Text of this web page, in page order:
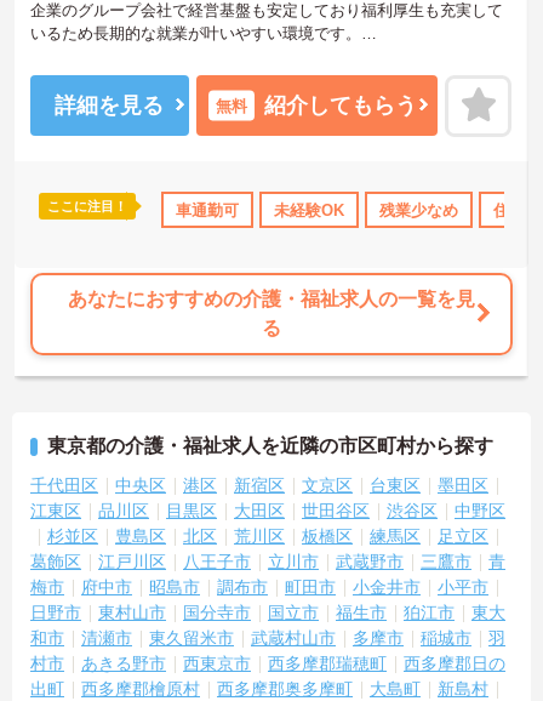
格OK ブランクOK 資格取得サポート 研修制度あり 交通
企業のグループ会社で経営基盤も安定しており福利厚生も充実して
いるため長期的な就業が叶いやすい環境です。
クがある方も高い目標をもって仕事に取り組んでいただけます◎
ご興味ある方には、面接対策ポイントなど、さらに詳細をお話しい
たしますのでお気軽にご相談ください！
詳細を見る 無料 紹介してもらう
ここに注目！ 車通勤可 未経験OK 残業少なめ 住宅
あなたにおすすめの介護・福祉求人の一覧を見
る
東京都の介護・福祉求人を近隣の市区町村から探す
千代田区 中央区 港区 新宿区 文京区 台東区
墨田区
江東区
品川区 目黒区 大田区 世田谷区 渋谷区
中野区
杉並区
豊島区 北区 荒川区 板橋区 練馬区
足立区
葛飾区
江戸川区 八王子市 立川市 武蔵野市 三鷹市
青
梅市
府中市 昭島市 調布市 町田市 小金井市
小平市
日野市
東村山市 国分寺市 国立市 福生市 狛江市
東大
和市
清瀬市 東久留米市 武蔵村山市 多摩市 稲城市
羽
村市
あきる野市 西東京市 西多摩郡瑞穂町
西多摩郡日の
出町
西多摩郡檜原村 西多摩郡奥多摩町 大島町
新島村